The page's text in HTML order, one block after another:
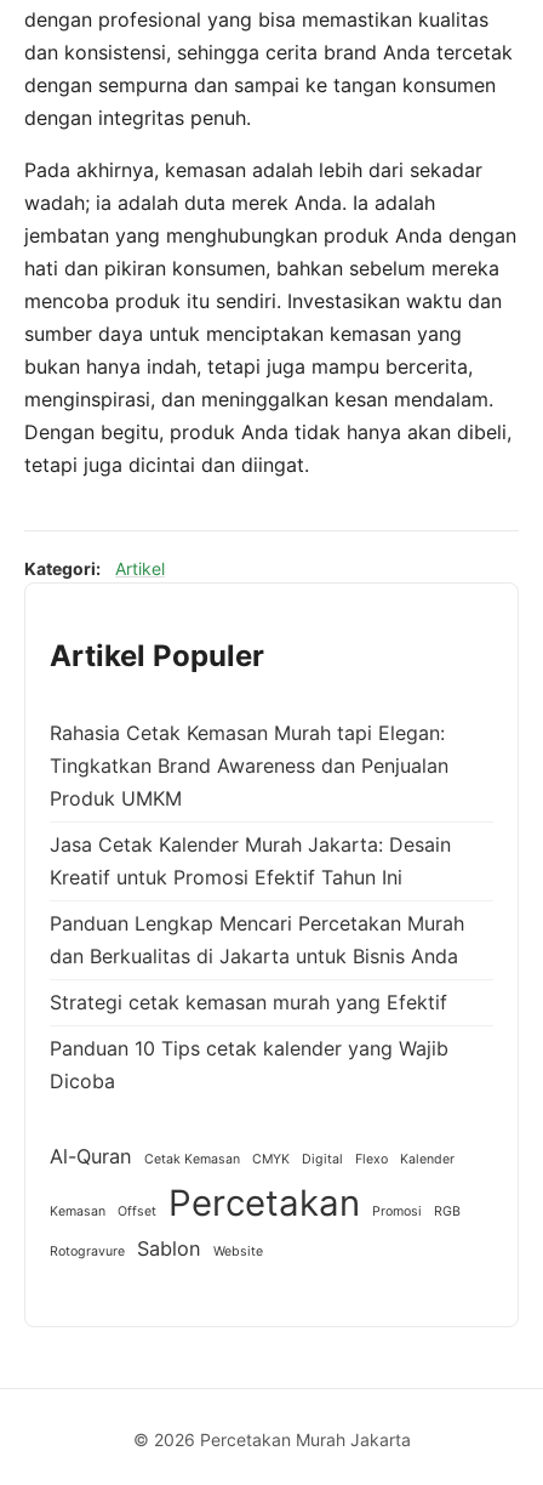
dengan profesional yang bisa memastikan kualitas
dan konsistensi, sehingga cerita brand Anda tercetak
dengan sempurna dan sampai ke tangan konsumen
dengan integritas penuh.
Pada akhirnya, kemasan adalah lebih dari sekadar
wadah; ia adalah duta merek Anda. Ia adalah
jembatan yang menghubungkan produk Anda dengan
hati dan pikiran konsumen, bahkan sebelum mereka
mencoba produk itu sendiri. Investasikan waktu dan
sumber daya untuk menciptakan kemasan yang
bukan hanya indah, tetapi juga mampu bercerita,
menginspirasi, dan meninggalkan kesan mendalam.
Dengan begitu, produk Anda tidak hanya akan dibeli,
tetapi juga dicintai dan diingat.
Kategori: Artikel
Artikel Populer
Rahasia Cetak Kemasan Murah tapi Elegan:
Tingkatkan Brand Awareness dan Penjualan
Produk UMKM
Jasa Cetak Kalender Murah Jakarta: Desain
Kreatif untuk Promosi Efektif Tahun Ini
Panduan Lengkap Mencari Percetakan Murah
dan Berkualitas di Jakarta untuk Bisnis Anda
Strategi cetak kemasan murah yang Efektif
Panduan 10 Tips cetak kalender yang Wajib
Dicoba
Al-Quran Cetak Kemasan CMYK Digital Flexo Kalender
Kemasan Offset Percetakan Promosi RGB
Rotogravure Sablon Website
© 2026 Percetakan Murah Jakarta